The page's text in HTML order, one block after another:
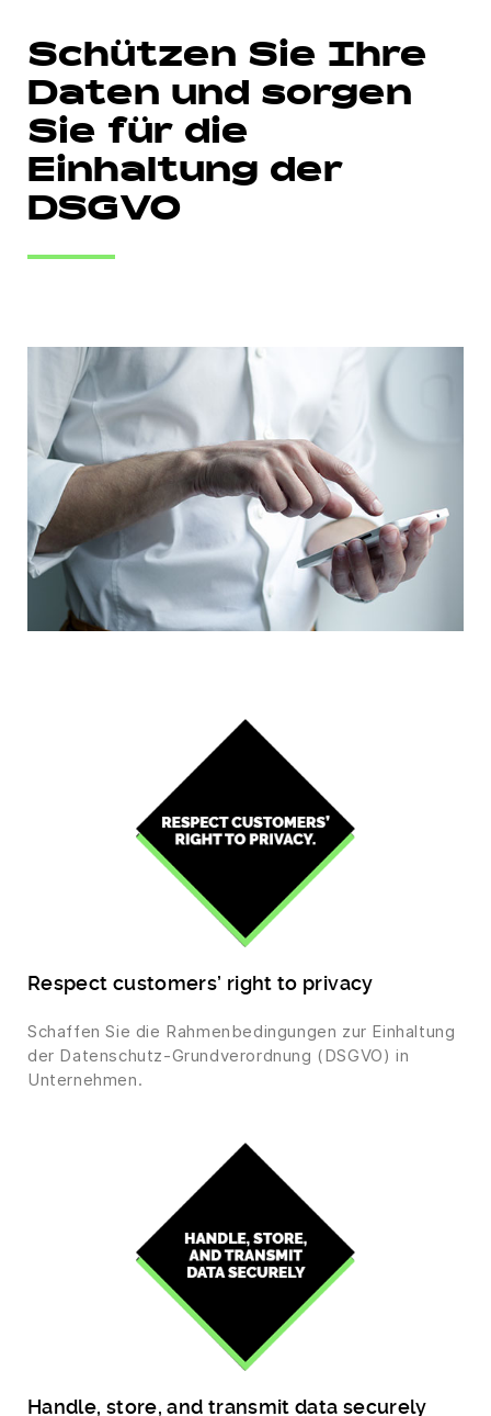
Schützen Sie Ihre
Daten und sorgen
Sie für die
Einhaltung der
DSGVO
Respect customers’ right to privacy
Schaffen Sie die Rahmenbedingungen zur Einhaltung
der Datenschutz-Grundverordnung (DSGVO) in
Unternehmen.
Handle, store, and transmit data securely